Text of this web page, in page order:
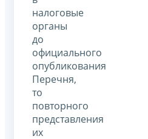
налоговые
органы
до
официального
опубликования
Перечня,
то
повторного
представления
их